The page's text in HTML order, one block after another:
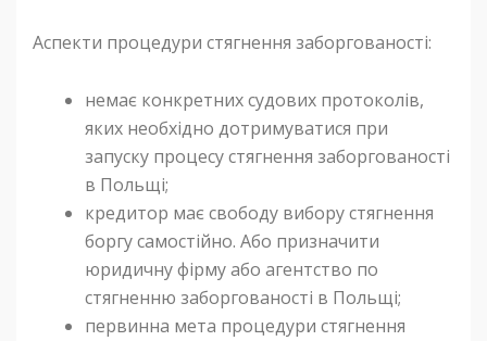
Аспекти процедури стягнення заборгованості:
немає конкретних судових протоколів,
яких необхідно дотримуватися при
запуску процесу стягнення заборгованості
в Польщі;
кредитор має свободу вибору стягнення
боргу самостійно. Або призначити
юридичну фірму або агентство по
стягненню заборгованості в Польщі;
первинна мета процедури стягнення